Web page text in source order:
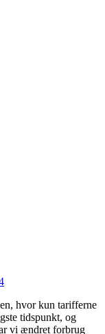
hvor kun tarifferne
tidspunkt, og
vi ændret forbrug